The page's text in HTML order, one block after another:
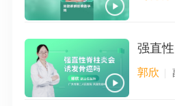
郭欣